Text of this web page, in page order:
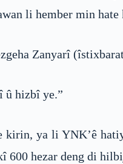
li hember min hate
Zanyarî
û hizbî ye.”
ya li YNK’ê
600 hezar deng di